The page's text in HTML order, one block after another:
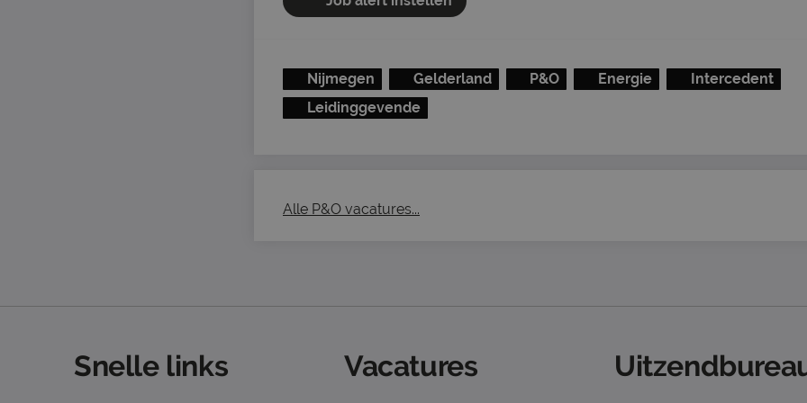
Nijmegen Gelderland P&O Energie
Intercedent
Leidinggevende
Alle P&O vacatures...
Snelle links Vacatures